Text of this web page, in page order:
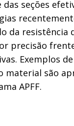
seções
resistência
precisão
Exemplos
material são
APFF.